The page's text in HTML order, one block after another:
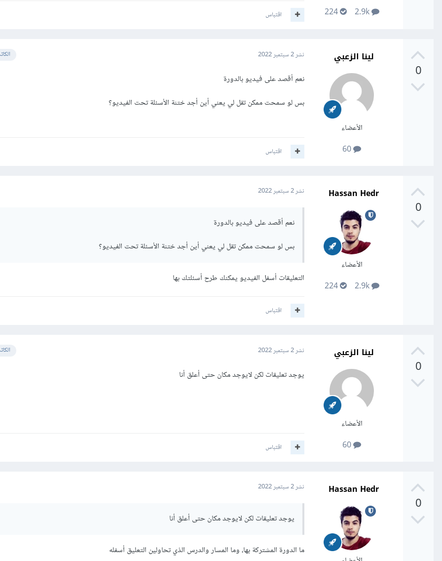
2.9k
224 اقتباس
0
لينا الزعبي
الأعضاء
نشر2 سبتمبر 2022
نعم أقصد على فيديو بالدورة
بس لو سمحت ممكن تقل لي يعني أين أجد ختنة الأسئلة تحت الفيديو؟
اقتباس
0
Hassan Hedr
الأعضاء
2.9k
224
نشر2 سبتمبر 2022
نعم أقصد على فيديو بالدورة
بس لو سمحت ممكن تقل لي يعني أين أجد ختنة الأسئلة تحت الفيديو؟
التعليقات أسفل الفيديو يمكنك طرح أسئلتك بها
اقتباس
0
لينا الزعبي
الأعضاء
نشر2 سبتمبر 2022
يوجد تعليقات لكن لايوجد مكان حتى أعلق أنا
اقتباس
0
Hassan Hedr نشر2 سبتمبر 2022
يوجد تعليقات لكن لايوجد مكان حتى أعلق أنا
ما الدورة المشتركة بها، وما المسار والدرس الذي تحاولين التعليق أسفله